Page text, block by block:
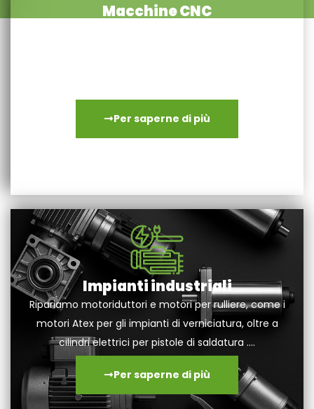
Macchine CNC
Per saperne di più
Impianti industriali
Ripariamo motoriduttori e motori per rulliere, come i
motori Atex per gli impianti di verniciatura, oltre a
cilindri elettrici per pistole di saldatura ….
Per saperne di più